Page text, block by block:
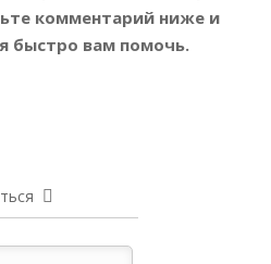
комментарий ниже и
быстро вам помочь.